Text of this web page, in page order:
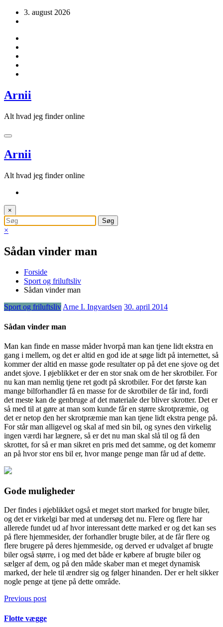
Videre 3. august 2026
Arnii
Alt hvad jeg finder online
Arnii
Alt hvad jeg finder online
×
×
Sådan vinder man
Forside
Sport og friluftsliv
Sådan vinder man
Sport og friluftslivArne I. Ingvardsen 30. april 2014
Sådan vinder man
Man kan finde en masse måder hvorpå man kan tjene lidt ekstra en
gang i mellem, og det er altid en god ide at søge lidt på internettet, så
kommer der altid en masse gode resultater op på det ene sjove og det
andet sjove. I øjeblikket er der en stor snak om de her skrotbiler. For
nu kan man nemlig tjene ret godt på skrotbiler. For det første kan
mange bilforhandler få en masse for de skrotbiler de får ind, fordi
det meste kan de genbruge af det materiale der bliver skrotter. Det er
så med til at gøre at man som kunde får en større skrotpræmie, og
det er netop den her skrotpræmie man kan tjene lidt ekstra penge på.
For står man alligevel og skal af med sin bil, og synes den virkelig
ingen værdi har lægnere, så er det nu man skal slå til og få den
skrottet, for så er man sikret en pris med det samme, og det komemr
an på hvor stor ens bil er, hvor mange penge man får ud af dette.
Gode muligheder
Der findes i øjeblikket også et meget stort marked for brugte biler,
og det er virkelgi bar med at undersøg det nu. Flere og flere har
allerede fundet ud af hvor interessant dette marked er og det kan ses
på flere hjemmesider, der forhandler brugte biler, at de får flere og
flere brugere på deres hjemmeside, og derved er udvalget af brugte
biler også større, i og med det både er købere af brugte biler og
sælger af dem, og på den måde skaber man et meget dynamisk
marked, der hele til ændrer sig og følger hinanden. Der er helt sikker
nogle penge at tjene på dette område.
Previous post
Flotte vægge